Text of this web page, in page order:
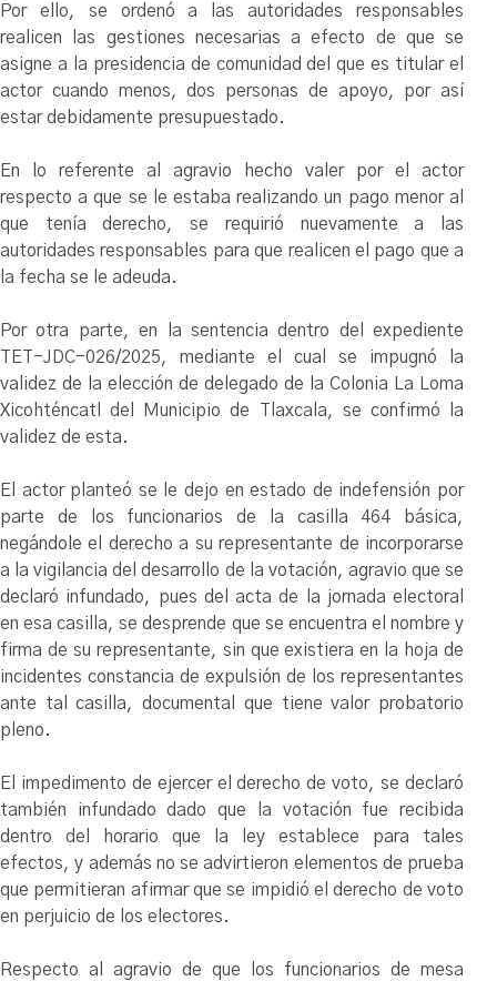
Por ello, se ordenó a las autoridades responsables
realicen las gestiones necesarias a efecto de que se
asigne a la presidencia de comunidad del que es titular el
actor cuando menos, dos personas de apoyo, por así
estar debidamente presupuestado.
En lo referente al agravio hecho valer por el actor
respecto a que se le estaba realizando un pago menor al
que tenía derecho, se requirió nuevamente a las
autoridades responsables para que realicen el pago que a
la fecha se le adeuda.
Por otra parte, en la sentencia dentro del expediente
TET-JDC-026/2025, mediante el cual se impugnó la
validez de la elección de delegado de la Colonia La Loma
Xicohténcatl del Municipio de Tlaxcala, se confirmó la
validez de esta.
El actor planteó se le dejo en estado de indefensión por
parte de los funcionarios de la casilla 464 básica,
negándole el derecho a su representante de incorporarse
a la vigilancia del desarrollo de la votación, agravio que se
declaró infundado, pues del acta de la jornada electoral
en esa casilla, se desprende que se encuentra el nombre y
firma de su representante, sin que existiera en la hoja de
incidentes constancia de expulsión de los representantes
ante tal casilla, documental que tiene valor probatorio
pleno.
El impedimento de ejercer el derecho de voto, se declaró
también infundado dado que la votación fue recibida
dentro del horario que la ley establece para tales
efectos, y además no se advirtieron elementos de prueba
que permitieran afirmar que se impidió el derecho de voto
en perjuicio de los electores.
Respecto al agravio de que los funcionarios de mesa